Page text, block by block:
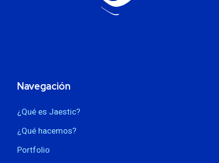
Navegación
¿Qué es Jaestic?
¿Qué hacemos?
Portfolio